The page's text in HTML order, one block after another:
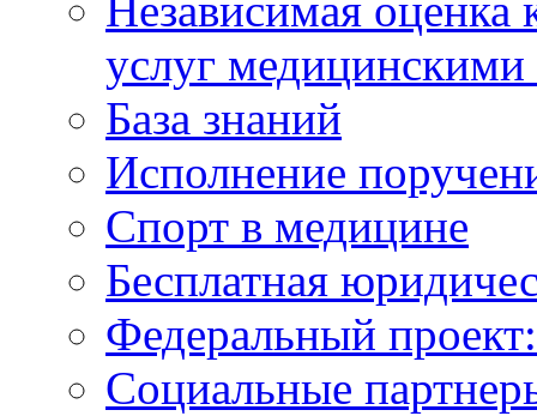
Независимая оценка
услуг
База знаний
Исполнение
Спорт в медицине
Бесплатная
Федеральный
Социальные